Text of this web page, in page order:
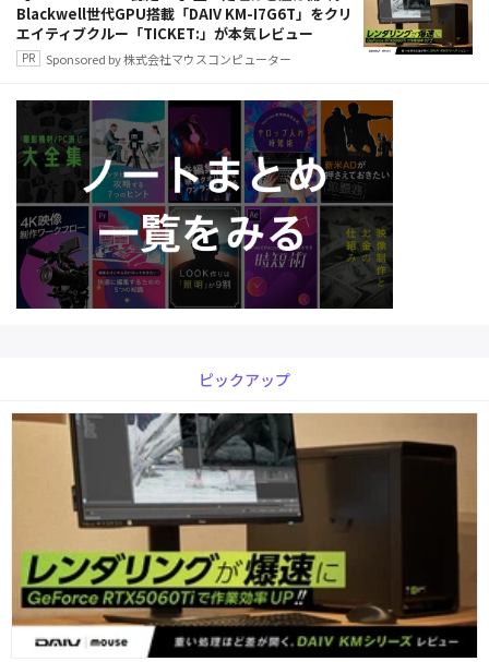
Blackwell世代GPU搭載「DAIV KM-I7G6T」をクリ
エイティブクルー「TICKET:」が本気レビュー
Sponsored by 株式会社マウスコンピューター
ピックアップ